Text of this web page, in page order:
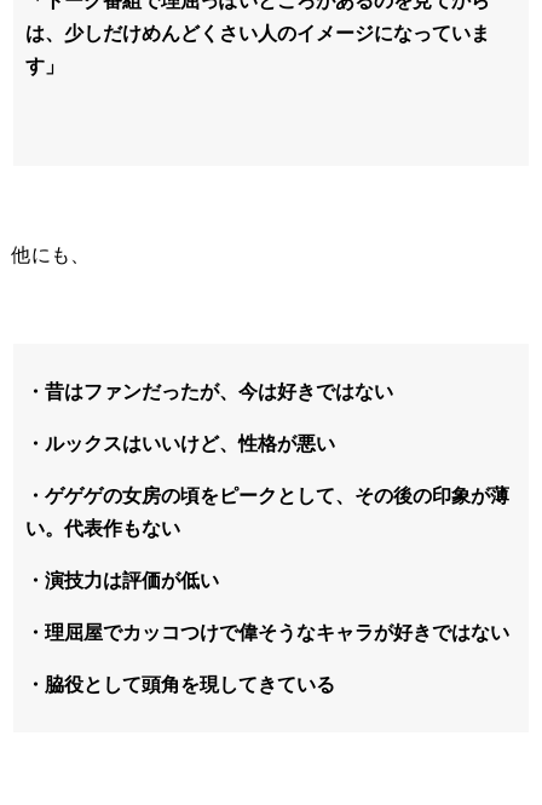
は、少しだけめんどくさい人のイメージになっていま
す」
他にも、
・昔はファンだったが、今は好きではない
・ルックスはいいけど、性格が悪い
・ゲゲゲの女房の頃をピークとして、その後の印象が薄
い。代表作もない
・演技力は評価が低い
・理屈屋でカッコつけで偉そうなキャラが好きではない
・脇役として頭角を現してきている